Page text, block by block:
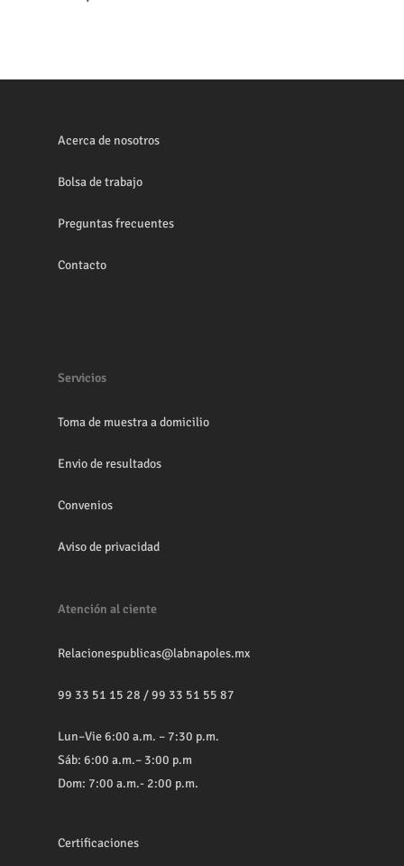
Acerca de nosotros
Bolsa de trabajo
Preguntas frecuentes
Contacto
Servicios
Toma de muestra a domicilio
Envio de resultados
Convenios
Aviso de privacidad
Atención al ciente
Relacionespublicas@labnapoles.mx
99 33 51 15 28 /99 33 51 55 87
Lun–Vie 6:00 a.m. – 7:30 p.m.
Sáb: 6:00 a.m.– 3:00 p.m
Dom: 7:00 a.m.- 2:00 p.m.
Certificaciones